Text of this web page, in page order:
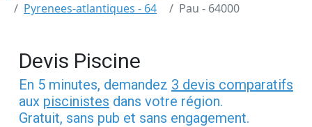
Pyrenees-atlantiques - 64
Pau - 64000
Devis Piscine
En 5 minutes, demandez 3 devis comparatifs
aux piscinistes dans votre région.
Gratuit, sans pub et sans engagement.